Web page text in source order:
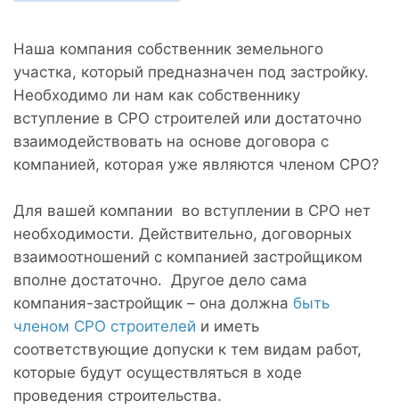
Наша компания собственник земельного
участка, который предназначен под застройку.
Необходимо ли нам как собственнику
вступление в СРО строителей или достаточно
взаимодействовать на основе договора с
компанией, которая уже являются членом СРО?
Для вашей компании во вступлении в СРО нет
необходимости. Действительно, договорных
взаимоотношений с компанией застройщиком
вполне достаточно. Другое дело сама
компания-застройщик – она должна быть
членом СРО строителей и иметь
соответствующие допуски к тем видам работ,
которые будут осуществляться в ходе
проведения строительства.